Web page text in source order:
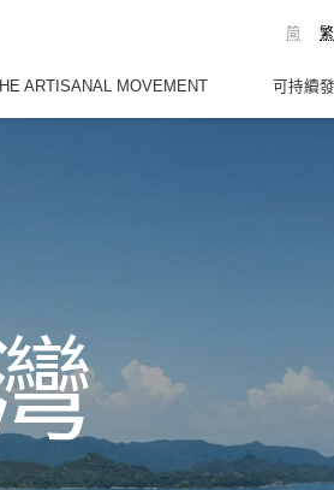
繁
简
ARTISANAL MOVEMENT 可持續